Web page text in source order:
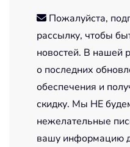
Пожалуйста,
рассылку, чтобы
новостей. В нашей
о последних
обеспечения и
скидку. Мы НЕ
нежелательные
вашу информацию